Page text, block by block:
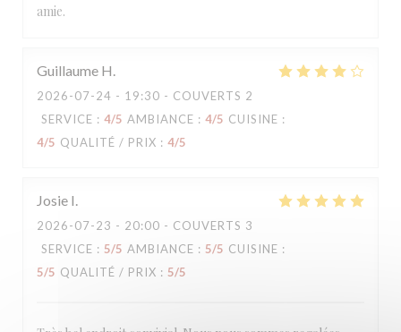
amie.
Guillaume H
2026-07-24 - 19:30 - COUVERTS 2
SERVICE : 4/5 AMBIANCE : 4/5 CUISINE :
4/5 QUALITÉ / PRIX : 4/5
Josie I
2026-07-23 - 20:00 - COUVERTS 3
SERVICE : 5/5 AMBIANCE : 5/5 CUISINE :
5/5 QUALITÉ / PRIX : 5/5